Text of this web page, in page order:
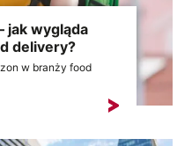
jak wygląda
delivery?
w branży food